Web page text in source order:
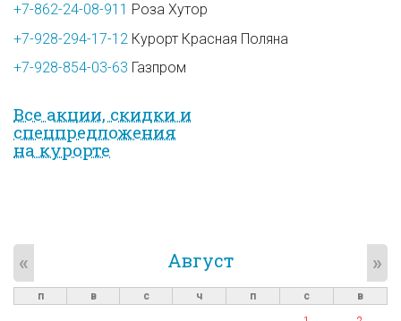
+7-862-24-08-911 Роза Хутор
+7-928-294-17-12 Курорт Красная Поляна
+7-928-854-03-63 Газпром
Все акции, скидки и
спец­предложе­ния
на курорте
Август
« »
п в с ч п с
в